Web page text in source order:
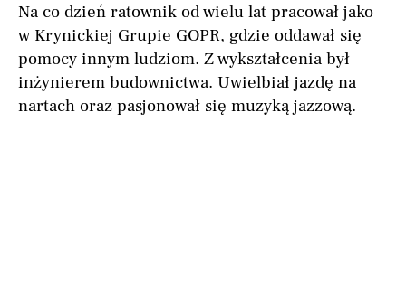
Na co dzień ratownik od wielu lat pracował jako
w Krynickiej Grupie GOPR, gdzie oddawał się
pomocy innym ludziom. Z wykształcenia był
inżynierem budownictwa. Uwielbiał jazdę na
nartach oraz pasjonował się muzyką jazzową.